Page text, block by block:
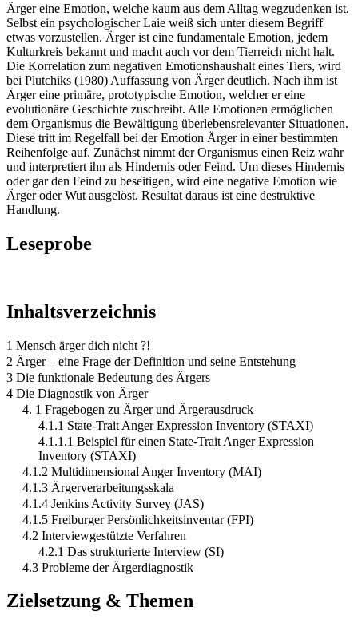
Ärger eine Emotion, welche kaum aus dem Alltag wegzudenken ist.
Selbst ein psychologischer Laie weiß sich unter diesem Begriff
etwas vorzustellen. Ärger ist eine fundamentale Emotion, jedem
Kulturkreis bekannt und macht auch vor dem Tierreich nicht halt.
Die Korrelation zum negativen Emotionshaushalt eines Tiers, wird
bei Plutchiks (1980) Auffassung von Ärger deutlich. Nach ihm ist
Ärger eine primäre, prototypische Emotion, welcher er eine
evolutionäre Geschichte zuschreibt. Alle Emotionen ermöglichen
dem Organismus die Bewältigung überlebensrelevanter Situationen.
Diese tritt im Regelfall bei der Emotion Ärger in einer bestimmten
Reihenfolge auf. Zunächst nimmt der Organismus einen Reiz wahr
und interpretiert ihn als Hindernis oder Feind. Um dieses Hindernis
oder gar den Feind zu beseitigen, wird eine negative Emotion wie
Ärger oder Wut ausgelöst. Resultat daraus ist eine destruktive
Handlung.
Leseprobe
Inhaltsverzeichnis
1 Mensch ärger dich nicht ?!
2 Ärger – eine Frage der Definition und seine Entstehung
3 Die funktionale Bedeutung des Ärgers
4 Die Diagnostik von Ärger
4. 1 Fragebogen zu Ärger und Ärgerausdruck
4.1.1 State-Trait Anger Expression Inventory (STAXI)
4.1.1.1 Beispiel für einen State-Trait Anger Expression
Inventory (STAXI)
4.1.2 Multidimensional Anger Inventory (MAI)
4.1.3 Ärgerverarbeitungsskala
4.1.4 Jenkins Activity Survey (JAS)
4.1.5 Freiburger Persönlichkeitsinventar (FPI)
4.2 Interviewgestützte Verfahren
4.2.1 Das strukturierte Interview (SI)
4.3 Probleme der Ärgerdiagnostik
Zielsetzung & Themen